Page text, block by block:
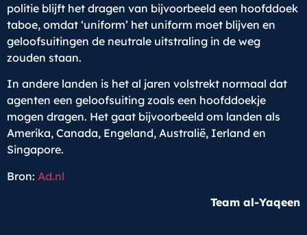
politie blijft het dragen van bijvoorbeeld een hoofddoek
taboe, omdat ‘uniform’ het uniform moet blijven en
geloofsuitingen de neutrale uitstraling in de weg
zouden staan.
In andere landen is het al jaren volstrekt normaal dat
agenten een geloofsuiting zoals een hoofddoekje
mogen dragen. Het gaat bijvoorbeeld om landen als
Amerika, Canada, Engeland, Australië, Ierland en
Singapore.
Bron: Ad.nl
Team al-Yaqeen